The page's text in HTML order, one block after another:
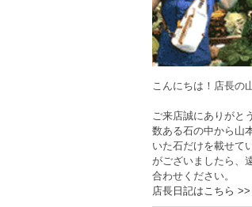
こんにちは！店長の
ご来店誠にありがと
数ある石の中から山
いた石だけを載せて
がございましたら、
合わせください。
店長日記はこちら >>